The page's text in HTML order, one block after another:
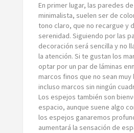
En primer lugar, las paredes
minimalista, suelen ser de
tono claro, que no recargue y
serenidad. Siguiendo por las
decoración será sencilla y no
la atención. Si te gustan los
optar por un par de láminas
marcos finos que no sean muy
incluso marcos sin ningún
Los espejos también son
espacio, aunque suene algo
los espejos ganaremos
aumentará la sensación de